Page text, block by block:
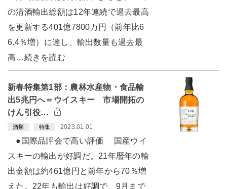
の清酒輸出総額は12年連続で過去最高
を更新する401億7800万円（前年比6
6.4％増）に達し、輸出数量も過去最
高…続きを読む
新春特集第1部：農林水産物・食品輸
出5兆円へ＝ウイスキー 市場開拓の
けん引役…
酒類 特集 2023.01.01
●国際品評会で高い評価 国産ウイ
スキーの輸出が好調だ。21年暦年の輸
出金額は約461億円と前年から70％増
えた。22年も輸出は好調で、9月まで